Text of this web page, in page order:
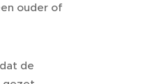
ouder of
de